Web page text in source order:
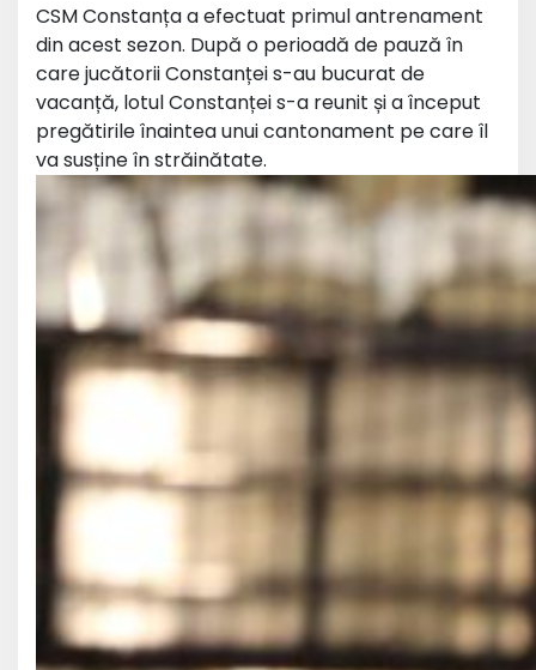
CSM Constanța a efectuat primul antrenament
din acest sezon. După o perioadă de pauză în
care jucătorii Constanței s-au bucurat de
vacanță, lotul Constanței s-a reunit și a început
pregătirile înaintea unui cantonament pe care îl
va susține în străinătate.